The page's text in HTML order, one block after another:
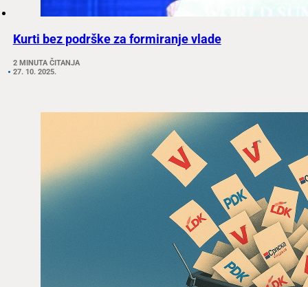
Kurti bez podrške za formiranje vlade
2 MINUTA ČITANJA
27. 10. 2025.